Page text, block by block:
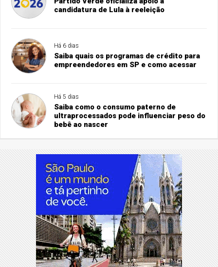
candidatura de Lula à reeleição
Há 6 dias
Saiba quais os programas de crédito para
empreendedores em SP e como acessar
Há 5 dias
Saiba como o consumo paterno de
ultraprocessados pode influenciar peso do
bebê ao nascer